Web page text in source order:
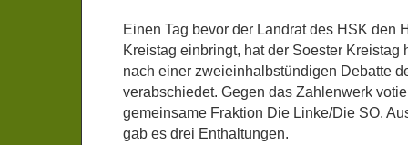
Einen Tag bevor der Landrat des HSK den
Kreistag einbringt, hat der Soester Kreistag
nach einer zweieinhalbstündigen Debatte
verabschiedet. Gegen das Zahlenwerk
gemeinsame Fraktion Die Linke/Die SO.
gab es drei Enthaltungen.